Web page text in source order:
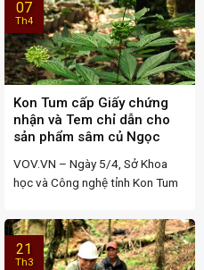
Kon Tum cấp Giấy chứng
nhận và Tem chỉ dẫn cho
sản phẩm sâm củ Ngọc
VOV.VN – Ngày 5/4, Sở Khoa
học và Công nghệ tỉnh Kon Tum
07
Th4
21
Th3